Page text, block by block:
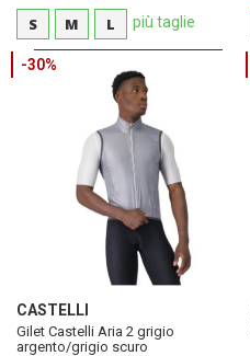
S
M L più taglie
-30%
CASTELLI
Gilet Castelli Aria 2 grigio
argento/grigio scuro